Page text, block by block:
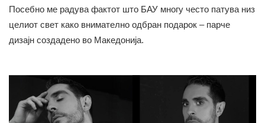
Посебно ме радува фактот што БАУ многу често патува низ
целиот свет како внимателно одбран подарок – парче
дизајн создадено во Македонија.